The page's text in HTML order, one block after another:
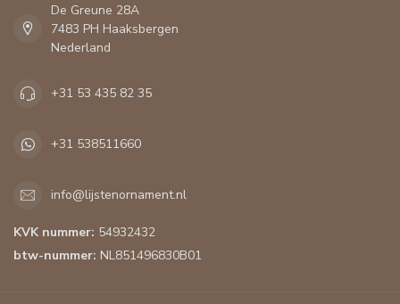
De Greune 28A
7483 PH Haaksbergen
Nederland
+31 53 435 82 35
+31 538511660
info@lijstenornament.nl
KVK nummer: 54932432
btw-nummer: NL851496830B01